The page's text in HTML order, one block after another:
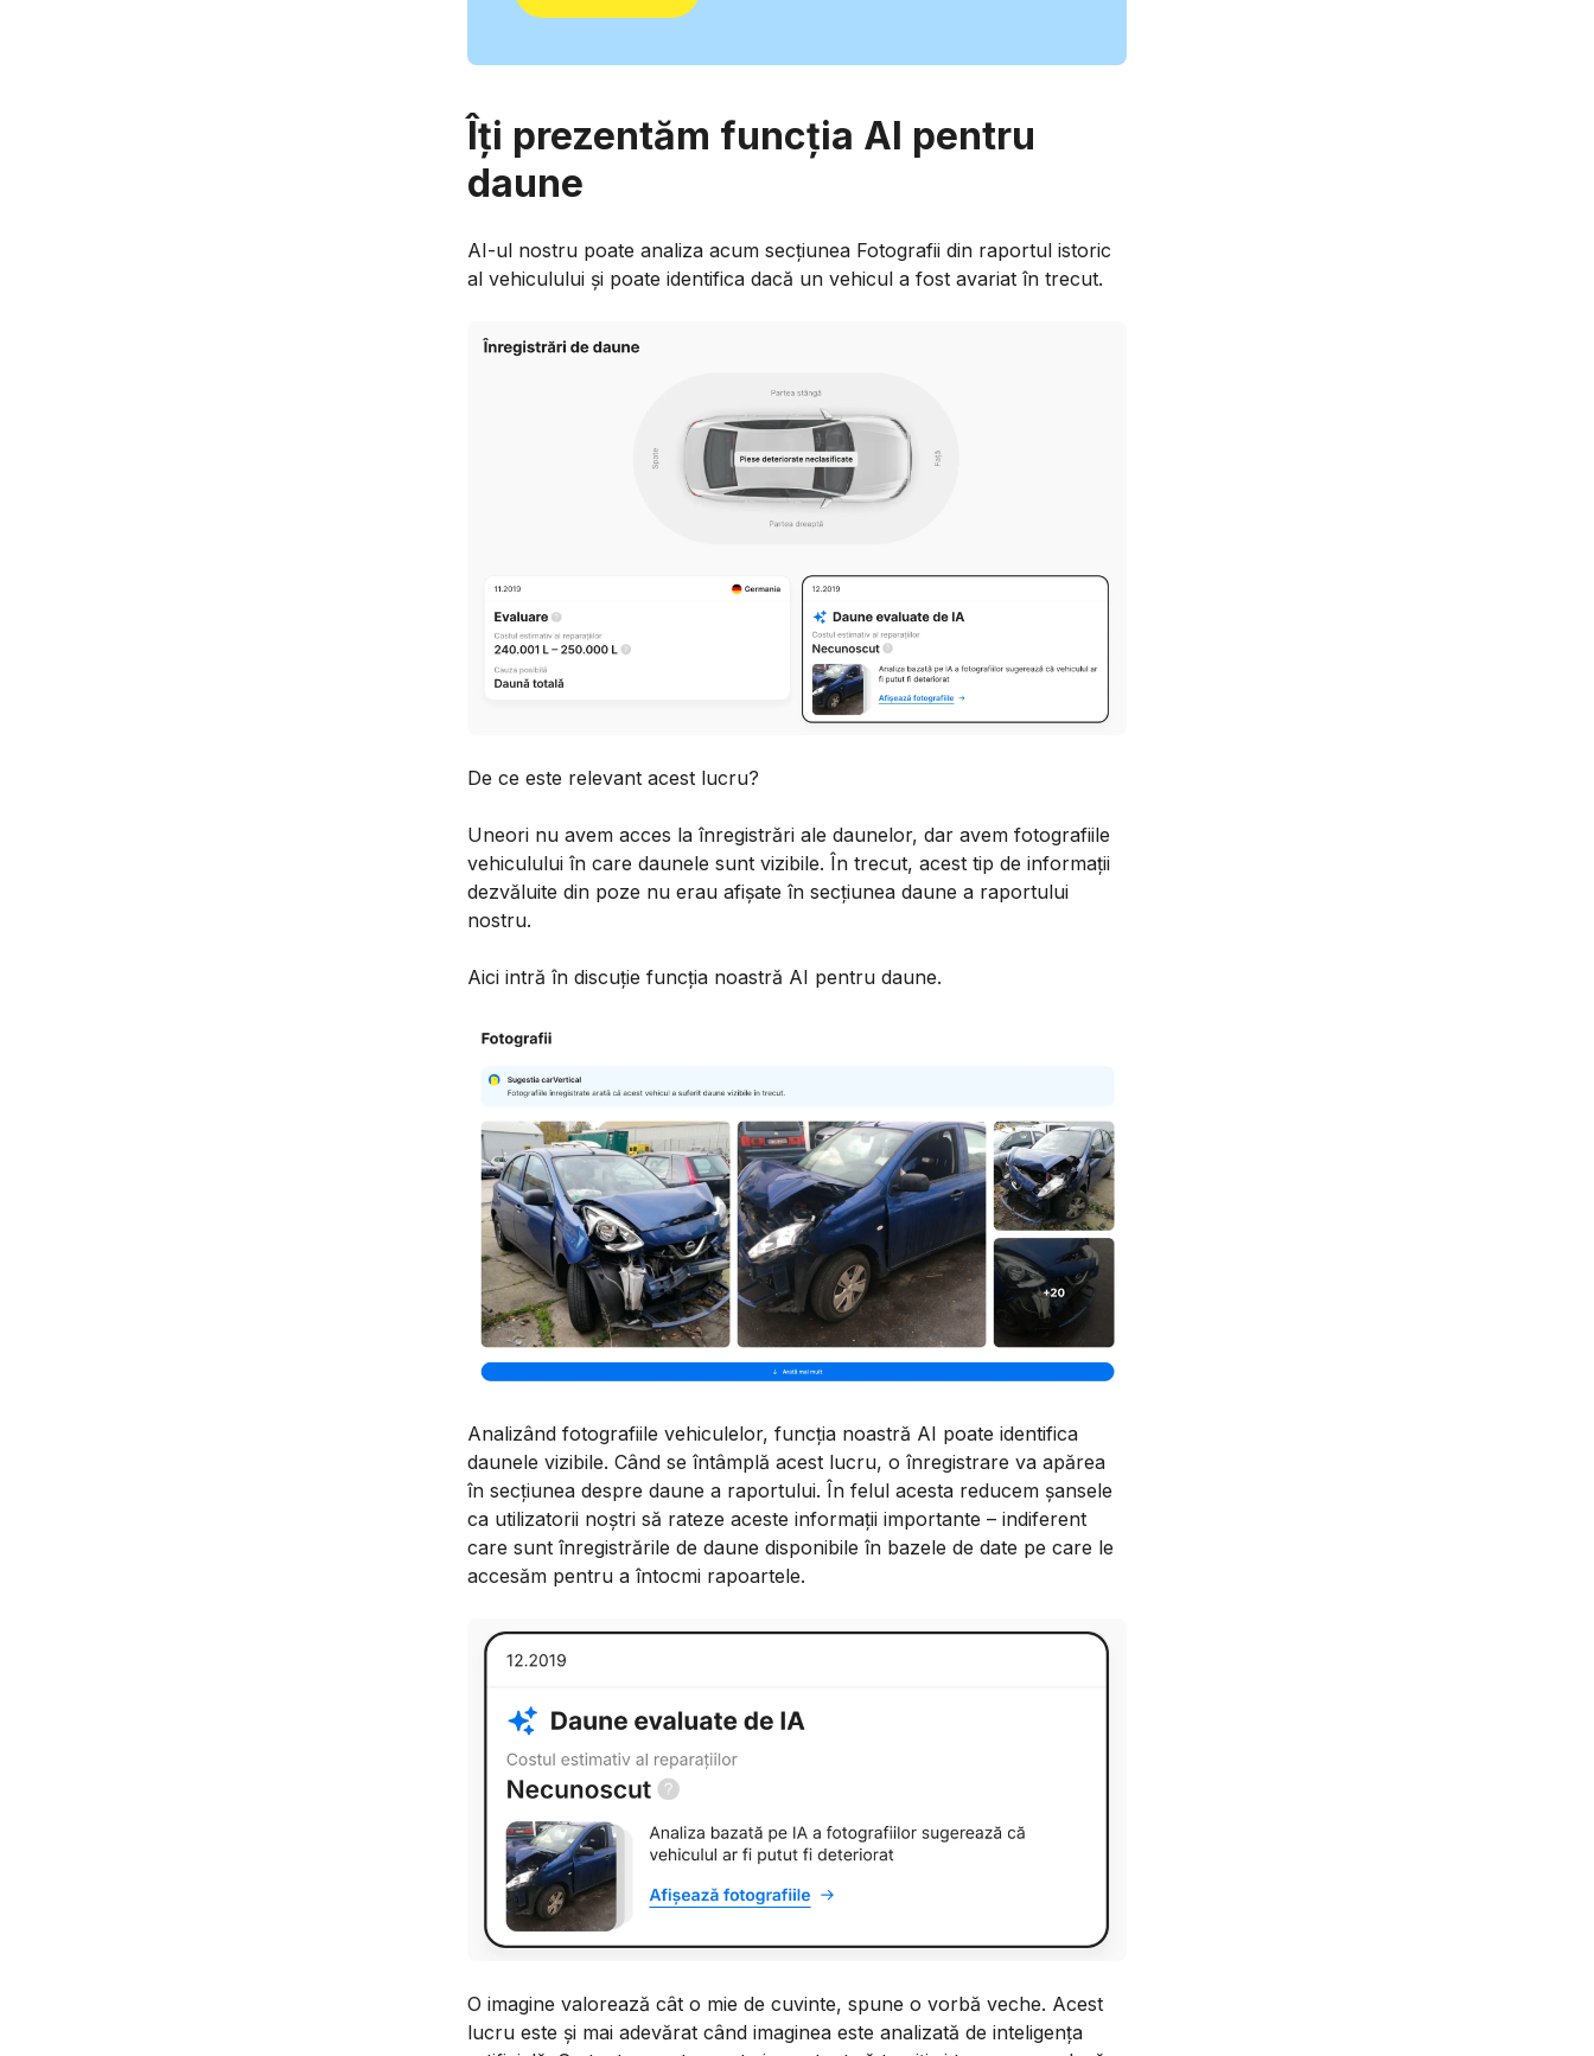
Îți prezentăm funcția AI pentru
daune
AI-ul nostru poate analiza acum secțiunea Fotografii din raportul istoric
al vehiculului și poate identifica dacă un vehicul a fost avariat în trecut.
De ce este relevant acest lucru?
Uneori nu avem acces la înregistrări ale daunelor, dar avem fotografiile
vehiculului în care daunele sunt vizibile. În trecut, acest tip de informații
dezvăluite din poze nu erau afișate în secțiunea daune a raportului
nostru.
Aici intră în discuție funcția noastră AI pentru daune.
Analizând fotografiile vehiculelor, funcția noastră AI poate identifica
daunele vizibile. Când se întâmplă acest lucru, o înregistrare va apărea
în secțiunea despre daune a raportului. În felul acesta reducem șansele
ca utilizatorii noștri să rateze aceste informații importante – indiferent
care sunt înregistrările de daune disponibile în bazele de date pe care le
accesăm pentru a întocmi rapoartele.
O imagine valorează cât o mie de cuvinte, spune o vorbă veche. Acest
lucru este și mai adevărat când imaginea este analizată de inteligența